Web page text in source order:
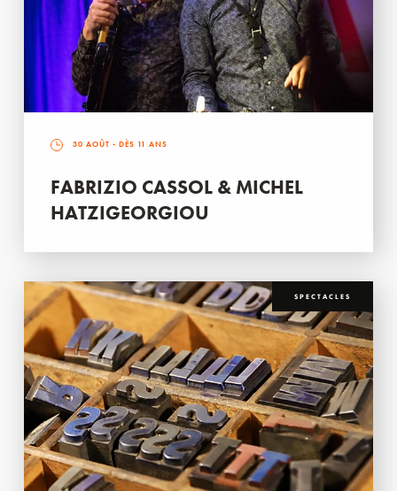
30 AOÛT - DÈS 11 ANS
FABRIZIO CASSOL & MICHEL
HATZIGEORGIOU
SPECTACLES